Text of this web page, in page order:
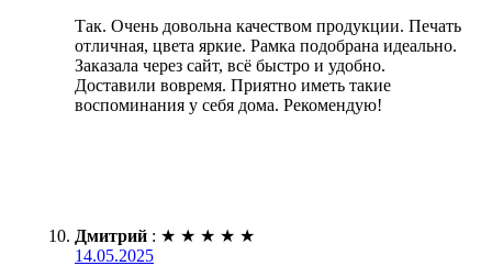
Так. Очень довольна качеством продукции. Печать
отличная, цвета яркие. Рамка подобрана идеально.
Заказала через сайт, всё быстро и удобно.
Доставили вовремя. Приятно иметь такие
воспоминания у себя дома. Рекомендую!
Дмитрий : ★ ★ ★ ★ ★
14.05.2025